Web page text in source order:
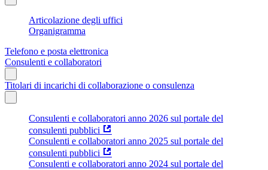
Articolazione degli uffici
Organigramma
Telefono e posta elettronica
Consulenti e collaboratori
Titolari di incarichi di collaborazione o consulenza
Consulenti e collaboratori anno 2026 sul portale del
consulenti pubblici
Consulenti e collaboratori anno 2025 sul portale del
consulenti pubblici
Consulenti e collaboratori anno 2024 sul portale del